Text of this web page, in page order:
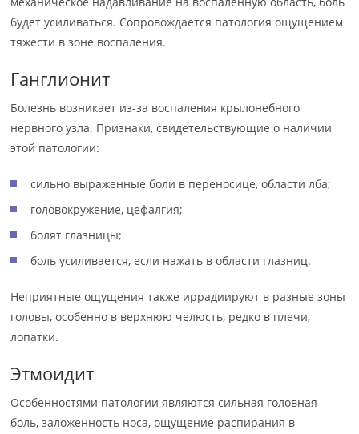
будет усиливаться. Сопровождается патология ощущением
тяжести в зоне воспаления.
Ганглионит
Болезнь возникает из-за воспаления крылонебного
нервного узла. Признаки, свидетельствующие о наличии
этой патологии:
сильно выраженные боли в переносице, области лба;
головокружение, цефалгия;
болят глазницы;
боль усиливается, если нажать в области глазниц.
Неприятные ощущения также иррадиируют в разные зоны
головы, особенно в верхнюю челюсть, редко в плечи,
лопатки.
Этмоидит
Особенностями патологии являются сильная головная
боль, заложенность носа, ощущение распирания в